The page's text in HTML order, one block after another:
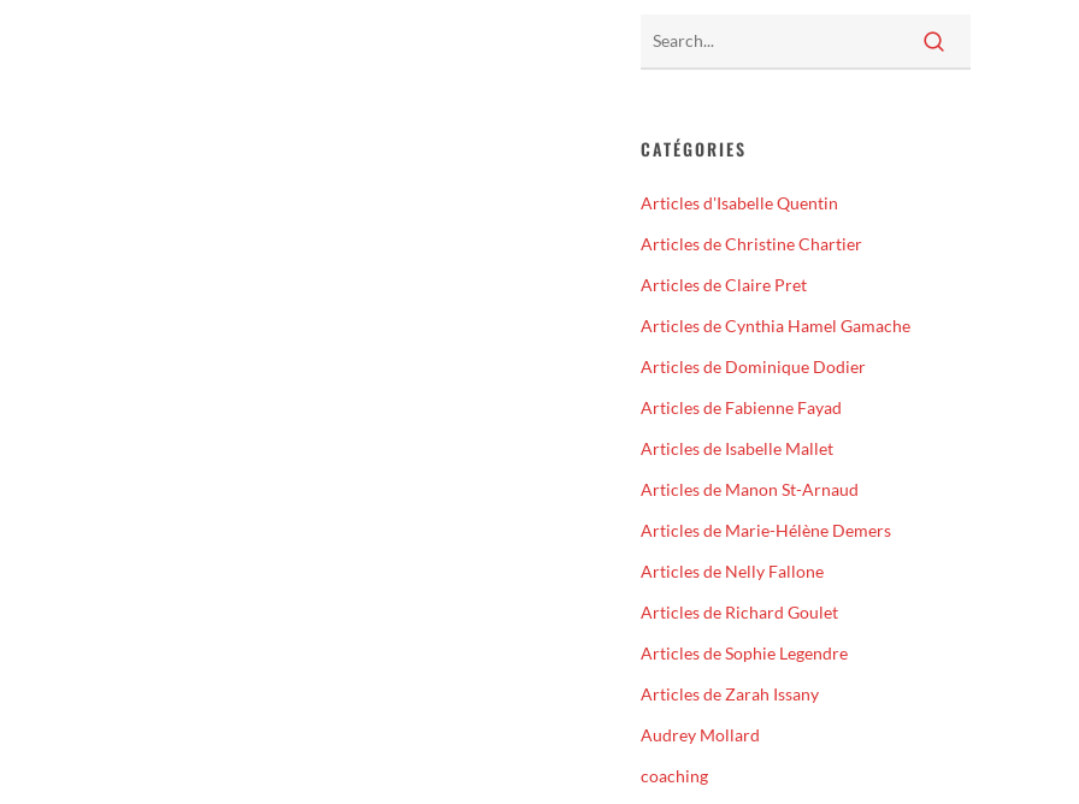
CATÉGORIES
Articles d'Isabelle Quentin
Articles de Christine Chartier
Articles de Claire Pret
Articles de Cynthia Hamel Gamache
Articles de Dominique Dodier
Articles de Fabienne Fayad
Articles de Isabelle Mallet
Articles de Manon St-Arnaud
Articles de Marie-Hélène Demers
Articles de Nelly Fallone
Articles de Richard Goulet
Articles de Sophie Legendre
Articles de Zarah Issany
Audrey Mollard
coaching